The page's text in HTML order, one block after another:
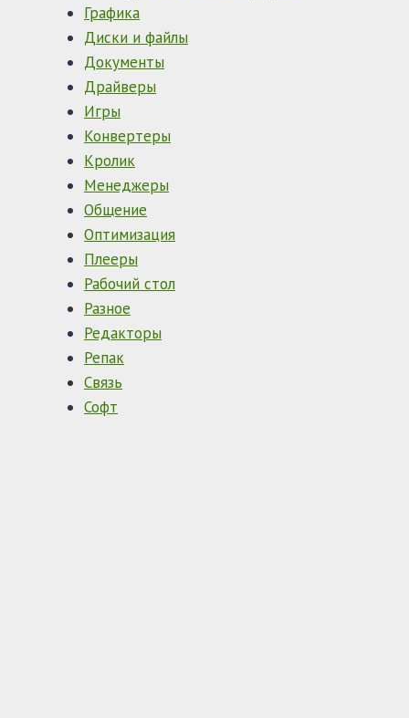
Графика
Диски и файлы
Документы
Драйверы
Игры
Конвертеры
Кролик
Менеджеры
Общение
Оптимизация
Плееры
Рабочий стол
Разное
Редакторы
Репак
Связь
Софт